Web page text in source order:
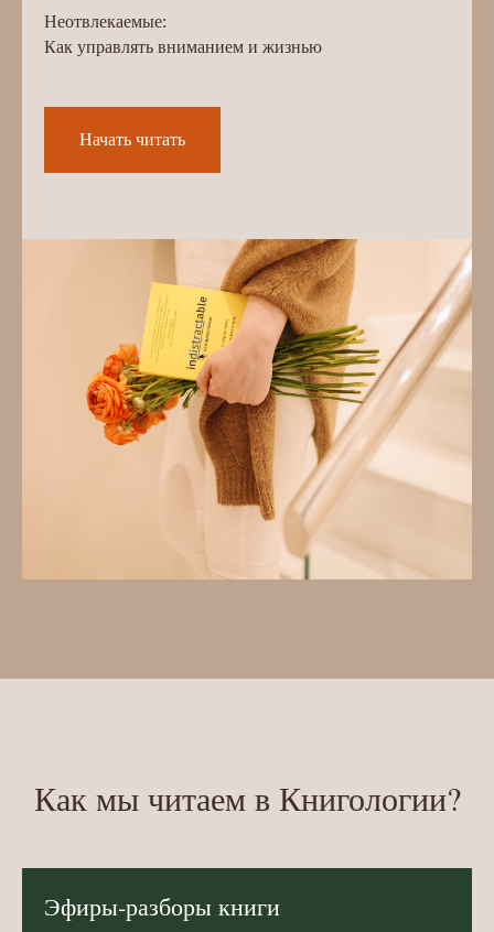
Неотвлекаемые:
Как управлять вниманием и жизнью
Начать читать
Как мы читаем в Книгологии?
Эфиры-разборы книги